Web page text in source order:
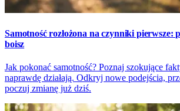
Samotność rozłożona na czynniki pierwsze:
boisz
Jak pokonać samotność? Poznaj szokujące
naprawdę działają. Odkryj nowe podejścia,
poczuj zmianę już dziś.